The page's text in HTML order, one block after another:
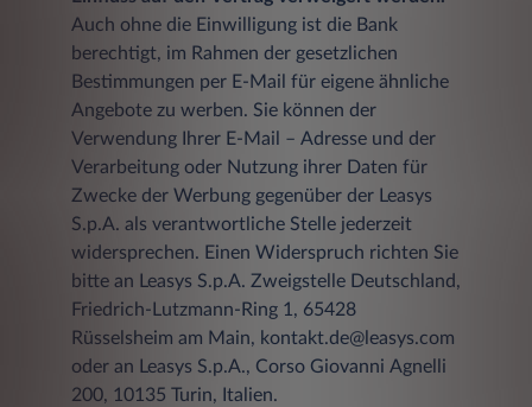
Auch ohne die Einwilligung ist die Bank
berechtigt, im Rahmen der gesetzlichen
Bestimmungen per E-Mail für eigene ähnliche
Angebote zu werben. Sie können der
Verwendung Ihrer E-Mail – Adresse und der
Verarbeitung oder Nutzung ihrer Daten für
Zwecke der Werbung gegenüber der Leasys
S.p.A. als verantwortliche Stelle jederzeit
widersprechen. Einen Widerspruch richten Sie
bitte an Leasys S.p.A. Zweigstelle Deutschland,
Friedrich-Lutzmann-Ring 1, 65428
Rüsselsheim am Main, kontakt.de@leasys.com
oder an Leasys S.p.A., Corso Giovanni Agnelli
200, 10135 Turin, Italien.